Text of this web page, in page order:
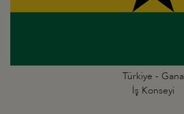
Türkiye - Gana
İş Konseyi